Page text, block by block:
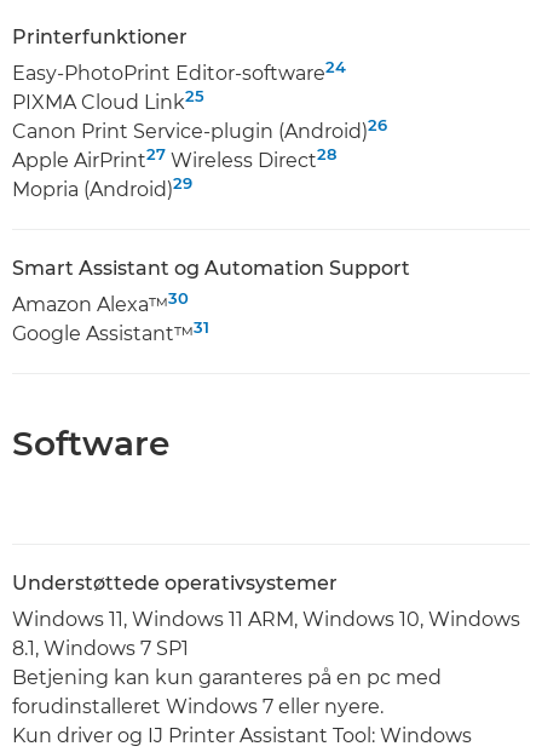
Printerfunktioner
Easy-PhotoPrint Editor-software24
PIXMA Cloud Link25
Canon Print Service-plugin (Android)26
Apple AirPrint27 Wireless Direct28
Mopria (Android)29
Smart Assistant og Automation Support
Amazon Alexa™30
Google Assistant™31
Software
Understøttede operativsystemer
Windows 11, Windows 11 ARM, Windows 10, Windows
8.1, Windows 7 SP1
Betjening kan kun garanteres på en pc med
forudinstalleret Windows 7 eller nyere.
Kun driver og IJ Printer Assistant Tool: Windows